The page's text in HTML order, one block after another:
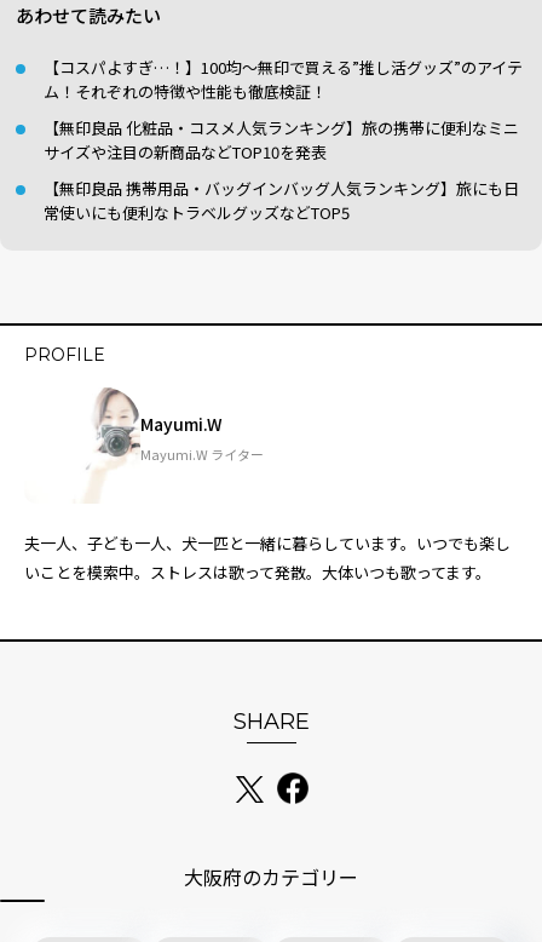
あわせて読みたい
【コスパよすぎ…！】100均～無印で買える”推し活グッズ”のアイテ
ム！それぞれの特徴や性能も徹底検証！
【無印良品 化粧品・コスメ人気ランキング】旅の携帯に便利なミニ
サイズや注目の新商品などTOP10を発表
【無印良品 携帯用品・バッグインバッグ人気ランキング】旅にも日
常使いにも便利なトラベルグッズなどTOP5
PROFILE
Mayumi.W
Mayumi.W ライター
夫一人、子ども一人、犬一匹と一緒に暮らしています。いつでも楽し
いことを模索中。ストレスは歌って発散。大体いつも歌ってます。
SHARE
大阪府のカテゴリー